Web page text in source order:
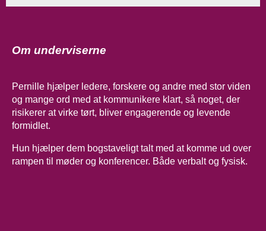
Om underviserne
Pernille hjælper ledere, forskere og andre med stor viden
og mange ord med at kommunikere klart, så noget, der
risikerer at virke tørt, bliver engagerende og levende
formidlet.
Hun hjælper dem bogstaveligt talt med at komme ud over
rampen til møder og konferencer. Både verbalt og fysisk.